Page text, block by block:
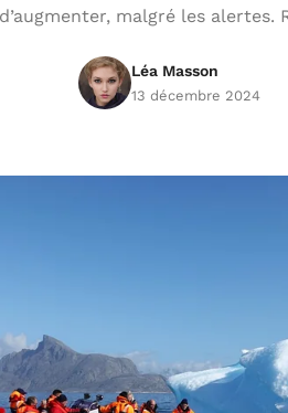
malgré les alertes.
Léa Masson
13 décembre 2024